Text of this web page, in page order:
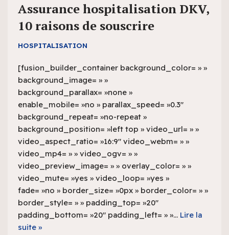
Assurance hospitalisation DKV,
10 raisons de souscrire
HOSPITALISATION
[fusion_builder_container background_color= » »
background_image= » »
background_parallax= »none »
enable_mobile= »no » parallax_speed= »0.3″
background_repeat= »no-repeat »
background_position= »left top » video_url= » »
video_aspect_ratio= »16:9″ video_webm= » »
video_mp4= » » video_ogv= » »
video_preview_image= » » overlay_color= » »
video_mute= »yes » video_loop= »yes »
fade= »no » border_size= »0px » border_color= » »
border_style= » » padding_top= »20″
padding_bottom= »20″ padding_left= » »… Lire la
suite »